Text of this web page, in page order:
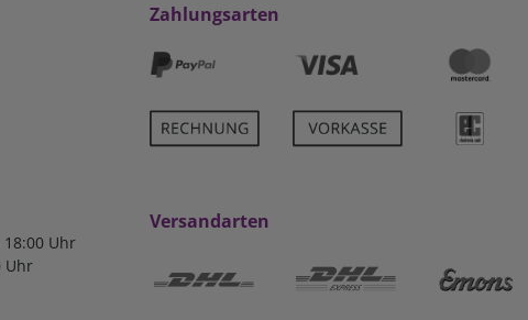
18:00 Uhr
Uhr
Zahlungsarten
Versandarten